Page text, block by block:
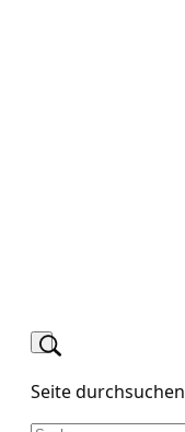
Seite durchsuchen